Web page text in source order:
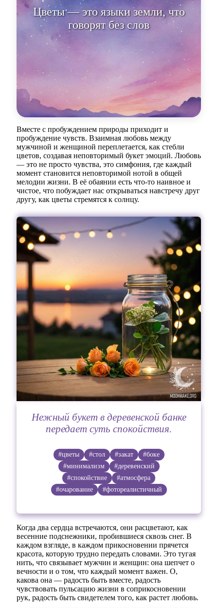
Цветы —
Вместе с пробуждением природы приходит и
пробуждение чувств. Взаимная любовь между
мужчиной и женщиной переплетается, как стебли
цветов, создавая неповторимый букет эмоций. Любовь
— это не просто чувства, это симфония, где каждый
момент становится неповторимой нотой в общей
мелодии жизни. В её обаянии есть что-то наивное и
чистое, что побуждает нас открываться навстречу друг
другу, как цветы стремятся к солнцу.
Нежный букет в деревенской банке
передает суть спокойствия.
#цветы #стол #закат
#боке
#минимализм
#деревенский
#спокойствие
#атмосфера
#очарование
#фотореалистичный
Когда два сердца встречаются, они расцветают, как
весенние подснежники, пробившиеся сквозь снег. В
каждом взгляде, в каждом прикосновении прячется
красота, которую трудно передать словами. Это тугая
нить, что связывает мужчин и женщин: она шепчет о
вечности и о том, что каждый момент важен. О,
какова она — радость быть вместе, радость
чувствовать пульсацию жизни в соприкосновении
рук, радость быть свидетелем того, как растет любовь.